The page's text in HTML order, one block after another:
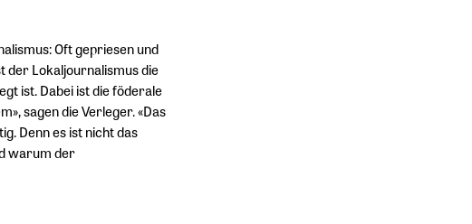
Oft gepriesen und
der Lokaljournalismus die
ist. Dabei ist die föderale
sagen die Verleger. «Das
Denn es ist nicht das
warum der